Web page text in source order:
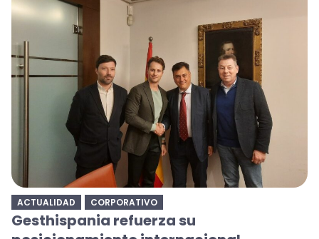
ACTUALIDAD CORPORATIVO
Gesthispania refuerza su